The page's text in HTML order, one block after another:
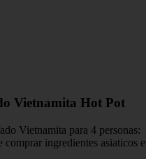
Vietnamita Hot Pot
Vietnamita para 4 personas:
ingredientes